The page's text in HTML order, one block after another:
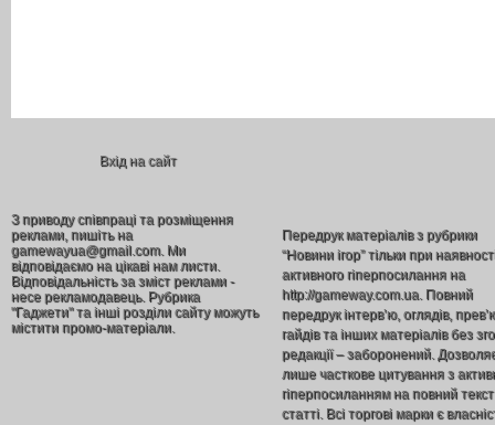
Вхід на сайт
З приводу співпраці та розміщення
реклами, пишіть на
gamewayua@gmail.com. Ми
відповідаємо на цікаві нам листи.
Відповідальність за зміст реклами -
несе рекламодавець. Рубрика
"Гаджети" та інші розділи сайту можуть
містити промо-матеріали.
Передрук матеріалів з рубрики
“Новини ігор” тільки при
активного гіперпосилання на
http://gameway.com.ua. Повний
передрук інтерв’ю, оглядів,
гайдів та інших матеріалів без
редакції – заборонений.
лише часткове цитування з
гіперпосиланням на повний текст
статті. Всі торгові марки є